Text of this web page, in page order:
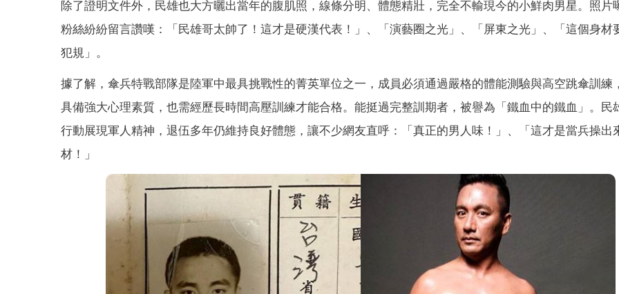
除了證明文件外，民雄也大方曬出當年的腹肌照，線條分明、體態精壯，完全不輸現今的小鮮肉男星。照片
粉絲紛紛留言讚嘆：「民雄哥太帥了！這才是硬漢代表！」、「演藝圈之光」、「屏東之光」、「這個身材
犯規」。
據了解，傘兵特戰部隊是陸軍中最具挑戰性的菁英單位之一，成員必須通過嚴格的體能測驗與高空跳傘訓練
具備強大心理素質，也需經歷長時間高壓訓練才能合格。能挺過完整訓期者，被譽為「鐵血中的鐵血」。民
行動展現軍人精神，退伍多年仍維持良好體態，讓不少網友直呼：「真正的男人味！」、「這才是當兵操出
材！」